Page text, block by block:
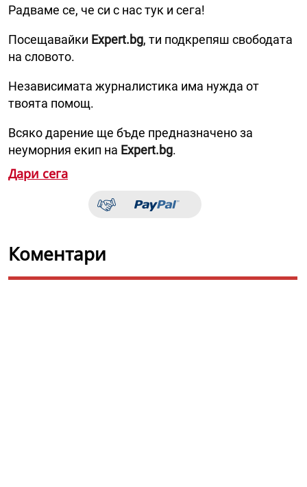
Радваме се, че си с нас тук и сега!
Посещавайки Expert.bg, ти подкрепяш свободата
на словото.
Независимата журналистика има нужда от
твоята помощ.
Всяко дарение ще бъде предназначено за
неуморния екип на Expert.bg.
Дари сега
Коментари